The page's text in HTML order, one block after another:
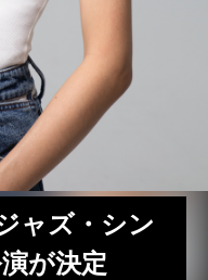
ャズ・シン
が決定